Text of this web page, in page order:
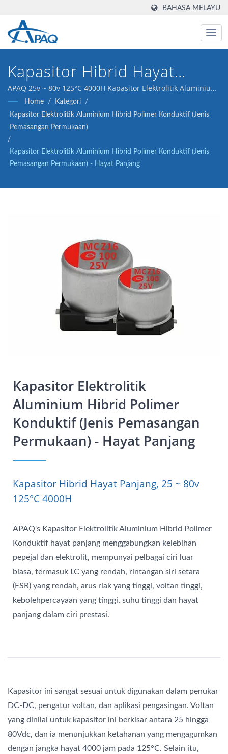
BAHASA MELAYU
Kapasitor Hibrid Hayat
Panjang, 25 ~ 80v 125°C
4000H
APAQ 25v ~ 80v 125°C 4000H Kapasitor Elektrolitik Aluminium
Hibrid Polimer Konduktif - Hayat Panjang
Home / Kategori
/
Kapasitor Elektrolitik Aluminium Hibrid Polimer Konduktif (Jenis
Pemasangan Permukaan)
/
Kapasitor Elektrolitik Aluminium Hibrid Polimer Konduktif (Jenis
Pemasangan Permukaan) - Hayat Panjang
Kapasitor Elektrolitik
Aluminium Hibrid Polimer
Konduktif (Jenis Pemasangan
Permukaan) - Hayat Panjang
Kapasitor Hibrid Hayat Panjang, 25 ~ 80v
125°C 4000H
APAQ's Kapasitor Elektrolitik Aluminium Hibrid Polimer
Konduktif hayat panjang menggabungkan kelebihan
pepejal dan elektrolit, mempunyai pelbagai ciri luar
biasa, termasuk LC yang rendah, rintangan siri setara
(ESR) yang rendah, arus riak yang tinggi, voltan tinggi,
kebolehpercayaan yang tinggi, suhu tinggi dan hayat
panjang dalam ciri prestasi.
Kapasitor ini sangat sesuai untuk digunakan dalam penukar
DC-DC, pengatur voltan, dan aplikasi pengasingan. Voltan
yang dinilai untuk kapasitor ini berkisar antara 25 hingga
80Vdc, dan ia menunjukkan ketahanan yang mengagumkan
dengan jangka hayat 4000 jam pada 125°C. Selain itu,